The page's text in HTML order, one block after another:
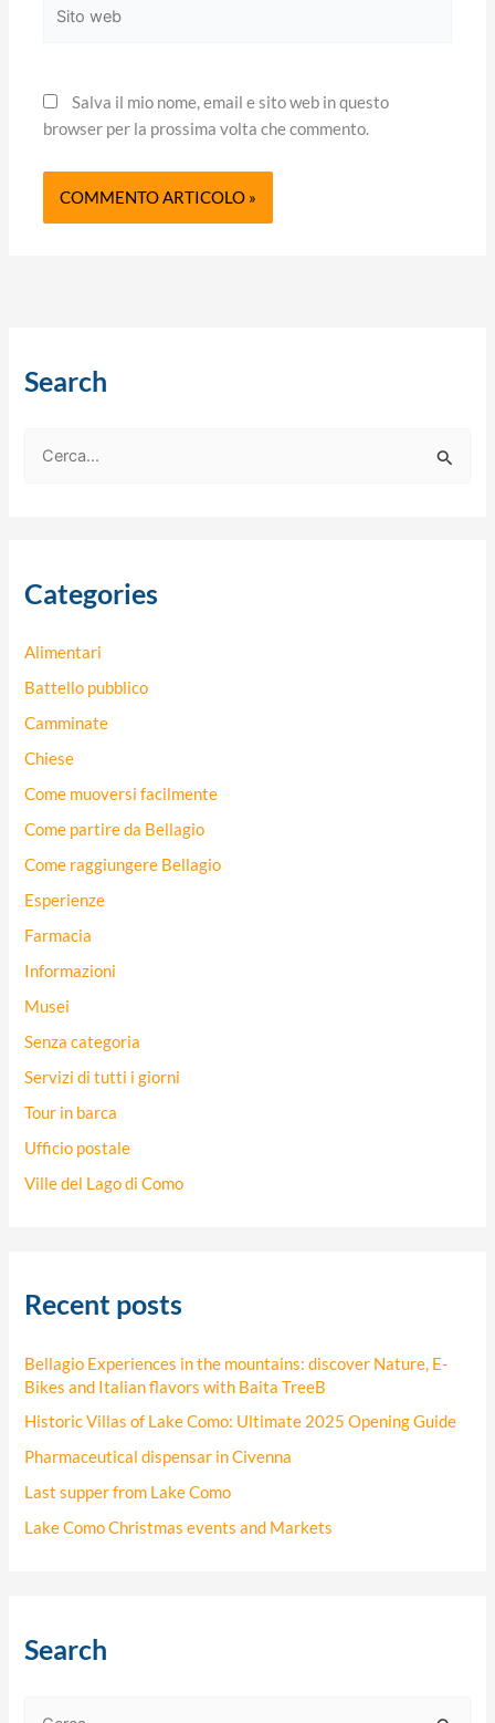
web
Salva il mio nome, email e sito web in questo
browser per la prossima volta che commento.
Search
a
Categories
Alimentari
Battello pubblico
Camminate
Chiese
Come muoversi facilmente
Come partire da Bellagio
Come raggiungere Bellagio
Esperienze
Farmacia
Informazioni
Musei
Senza categoria
Servizi di tutti i giorni
Tour in barca
Ufficio postale
Ville del Lago di Como
Recent posts
Bellagio Experiences in the mountains: discover Nature, E-
Bikes and Italian flavors with Baita TreeB
Historic Villas of Lake Como: Ultimate 2025 Opening Guide
Pharmaceutical dispensar in Civenna
Last supper from Lake Como
Lake Como Christmas events and Markets
Search